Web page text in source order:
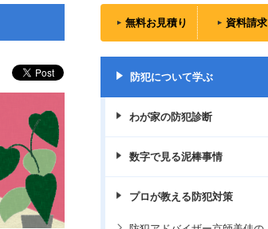
無料お見積り 資料請求
防犯について学ぶ
わが家の防犯診断
数字で見る泥棒事情
プロが教える防犯対策